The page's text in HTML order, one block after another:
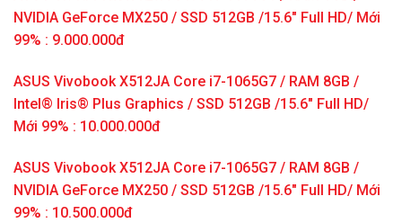
NVIDIA GeForce MX250 / SSD 512GB /15.6″ Full HD/ Mới
99% : 9.000.000đ
ASUS Vivobook X512JA Core i7-1065G7 / RAM 8GB /
Intel® Iris® Plus Graphics / SSD 512GB /15.6″ Full HD/
Mới 99% : 10.000.000đ
ASUS Vivobook X512JA Core i7-1065G7 / RAM 8GB /
NVIDIA GeForce MX250 / SSD 512GB /15.6″ Full HD/ Mới
99% : 10.500.000đ